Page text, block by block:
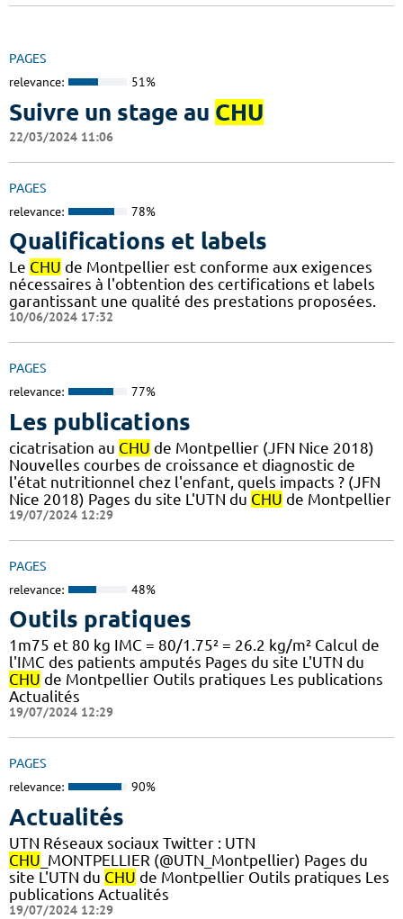
PAGES
relevance: 51%
Suivre un stage au CHU
22/03/2024 11:06
PAGES
relevance: 78%
Qualifications et labels
Le CHU de Montpellier est conforme aux exigences
nécessaires à l'obtention des certifications et labels
garantissant une qualité des prestations proposées.
10/06/2024 17:32
PAGES
relevance: 77%
Les publications
cicatrisation au CHU de Montpellier (JFN Nice 2018)
Nouvelles courbes de croissance et diagnostic de
l'état nutritionnel chez l'enfant, quels impacts ? (JFN
Nice 2018) Pages du site L'UTN du CHU de Montpellier
19/07/2024 12:29
PAGES
relevance: 48%
Outils pratiques
1m75 et 80 kg IMC = 80/1.75² = 26.2 kg/m² Calcul de
l'IMC des patients amputés Pages du site L'UTN du
CHU de Montpellier Outils pratiques Les publications
Actualités
19/07/2024 12:29
PAGES
relevance: 90%
Actualités
UTN Réseaux sociaux Twitter : UTN
CHU _MONTPELLIER (@UTN_Montpellier) Pages du
site L'UTN du CHU de Montpellier Outils pratiques Les
publications Actualités
19/07/2024 12:29